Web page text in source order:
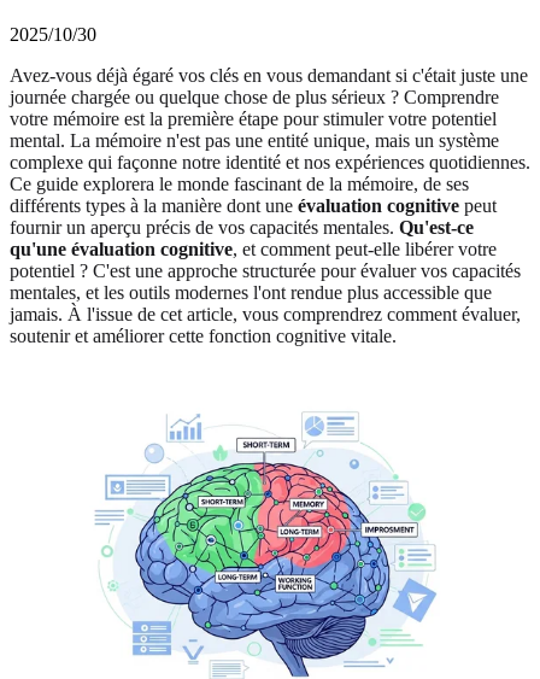
2025/10/30
Avez-vous déjà égaré vos clés en vous demandant si c'était juste une
journée chargée ou quelque chose de plus sérieux ? Comprendre
votre mémoire est la première étape pour stimuler votre potentiel
mental. La mémoire n'est pas une entité unique, mais un système
complexe qui façonne notre identité et nos expériences quotidiennes.
Ce guide explorera le monde fascinant de la mémoire, de ses
différents types à la manière dont une évaluation cognitive peut
fournir un aperçu précis de vos capacités mentales. Qu'est-ce
qu'une évaluation cognitive, et comment peut-elle libérer votre
potentiel ? C'est une approche structurée pour évaluer vos capacités
mentales, et les outils modernes l'ont rendue plus accessible que
jamais. À l'issue de cet article, vous comprendrez comment évaluer,
soutenir et améliorer cette fonction cognitive vitale.